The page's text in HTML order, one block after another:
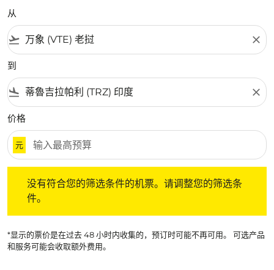
从
flight_takeoff close
到
flight_land close
价格
元
没有符合您的筛选条件的机票。请调整您的筛选条
件。
*显示的票价是在过去 48 小时内收集的，预订时可能不再可用。 可选产品
和服务可能会收取额外费用。